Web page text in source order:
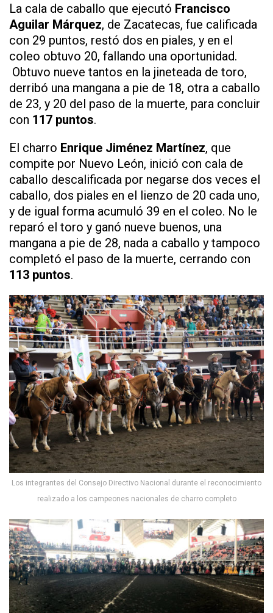
La cala de caballo que ejecutó Francisco
Aguilar Márquez, de Zacatecas, fue calificada
con 29 puntos, restó dos en piales, y en el
coleo obtuvo 20, fallando una oportunidad.
Obtuvo nueve tantos en la jineteada de toro,
derribó una mangana a pie de 18, otra a caballo
de 23, y 20 del paso de la muerte, para concluir
con 117 puntos.
El charro Enrique Jiménez Martínez, que
compite por Nuevo León, inició con cala de
caballo descalificada por negarse dos veces el
caballo, dos piales en el lienzo de 20 cada uno,
y de igual forma acumuló 39 en el coleo. No le
reparó el toro y ganó nueve buenos, una
mangana a pie de 28, nada a caballo y tampoco
completó el paso de la muerte, cerrando con
113 puntos.
Los integrantes del Consejo Directivo Nacional durante el reconocimiento
realizado a los campeones nacionales de charro completo